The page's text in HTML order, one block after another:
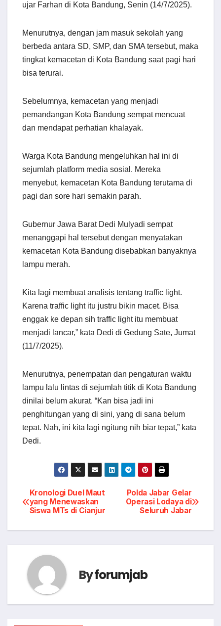
ujar Farhan di Kota Bandung, Senin (14/7/2025).
Menurutnya, dengan jam masuk sekolah yang
berbeda antara SD, SMP, dan SMA tersebut, maka
tingkat kemacetan di Kota Bandung saat pagi hari
bisa terurai.
Sebelumnya, kemacetan yang menjadi
pemandangan Kota Bandung sempat mencuat
dan mendapat perhatian khalayak.
Warga Kota Bandung mengeluhkan hal ini di
sejumlah platform media sosial. Mereka
menyebut, kemacetan Kota Bandung terutama di
pagi dan sore hari semakin parah.
Gubernur Jawa Barat Dedi Mulyadi sempat
menanggapi hal tersebut dengan menyatakan
kemacetan Kota Bandung disebabkan banyaknya
lampu merah.
Kita lagi membuat analisis tentang traffic light.
Karena traffic light itu justru bikin macet. Bisa
enggak ke depan sih traffic light itu membuat
menjadi lancar,” kata Dedi di Gedung Sate, Jumat
(11/7/2025).
Menurutnya, penempatan dan pengaturan waktu
lampu lalu lintas di sejumlah titik di Kota Bandung
dinilai belum akurat. “Kan bisa jadi ini
penghitungan yang di sini, yang di sana belum
tepat. Nah, ini kita lagi ngitung nih biar tepat,” kata
Dedi.
Post
navigation
Polda Jabar Gelar
Operasi Lodaya di
Seluruh Jabar
Kronologi Duel Maut
yang Menewaskan
Siswa MTs di Cianjur
Byforumjab